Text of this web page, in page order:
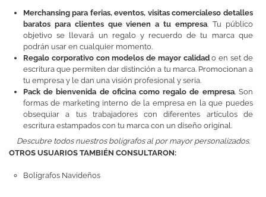
Merchansing para ferias, eventos, visitas comercialeso detalles
baratos para clientes que vienen a tu empresa. Tu público
objetivo se llevará un regalo y recuerdo de tu marca que
podrán usar en cualquier momento.
Regalo corporativo con modelos de mayor calidado en set de
escritura que permiten dar distinción a tu marca. Promocionan a
tu empresa y le dan una visión profesional y seria.
Pack de bienvenida de oficina como regalo de empresa. Son
formas de marketing interno de la empresa en la que puedes
obsequiar a tus trabajadores con diferentes artículos de
escritura estampados con tu marca con un diseño original.
Descubre todos nuestros bolígrafos al por mayor personalizados.
OTROS USUARIOS TAMBIÉN CONSULTARON:
Bolígrafos Navideños